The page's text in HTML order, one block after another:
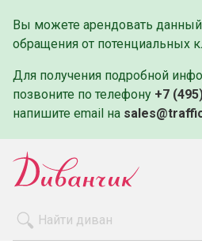
Вы можете арендовать данный
обращения от потенциальных
Для получения подробной
позвоните по телефону +7
напишите email на